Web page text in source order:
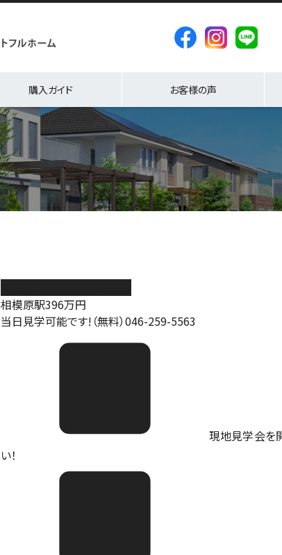
購入ガイド お客様の声
相模原駅396万円
当日見学可能です!（無料）046-259-5563
現地見学会を
い！